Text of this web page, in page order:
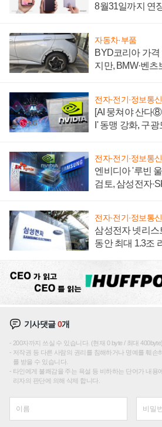
8월31일까지 연
자동차·부품
BYD코리아 가
지만, BMW·벤
전자·전기·정보통신
[AI 뭉쳐야 산다
I' 동맹 강화, 구
전자·전기·정보통신
엔비디아 '루빈
검토, 삼성전자
전자·전기·정보통신
삼성전자 넷리스
동안 최대 1.3조
기사댓글0개
200자까지 쓰실 수 있습니다. (현재 0 byte / 최대 400byte)
저작권 등 다른 사람의 권리를 침해하거나 명예를 훼손
를 받을 수 있습니다.
타인에게 불쾌감을 주는 욕설 등 비하하는 단어가 내용
리자의 판단에 의해 삭제 합니다.